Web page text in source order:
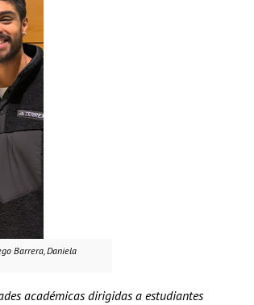
Barrera, Daniela
académicas dirigidas a estudiantes